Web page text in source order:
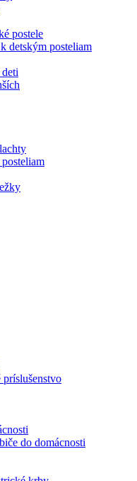
postele
detským posteliam
príslušenstvo
do domácnosti